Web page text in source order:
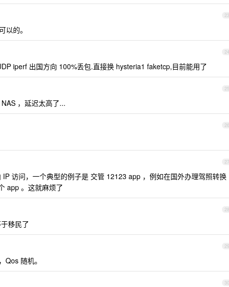
23
以的。
24
iperf 出国方向 100%丢包.直接换 hysteria1 faketcp,目前能用了
25
，延迟太高了...
26
27
访问，一个典型的例子是 交管 12123 app ，例如在国外办理驾照转换
app 。这就麻烦了
28
移民了
29
随机。
30